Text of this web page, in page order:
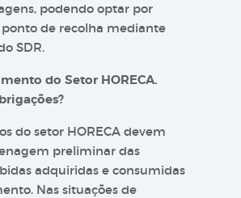
podendo optar por
de recolha mediante
SDR.
do Setor HORECA.
do setor HORECA devem
preliminar das
adquiridas e consumidas
Nas situações de